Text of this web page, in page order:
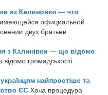
из Калиновки — что
официальной
двух братьев
з Калинівки — що відомо
громадськості
найпростіше та
ЄС Хоча процедура